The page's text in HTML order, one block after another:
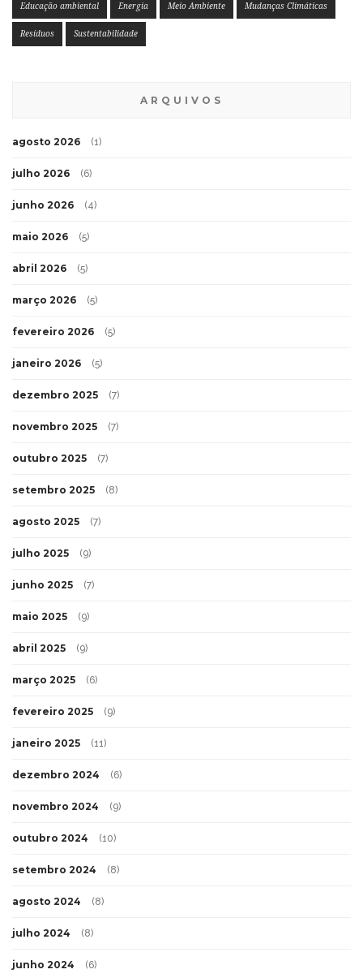
Educação ambiental Energia Meio Ambiente Mudanças Climáticas
Resíduos Sustentabilidade
ARQUIVOS
agosto 2026 (1)
julho 2026 (6)
junho 2026 (4)
maio 2026 (5)
abril 2026 (5)
março 2026 (5)
fevereiro 2026 (5)
janeiro 2026 (5)
dezembro 2025 (7)
novembro 2025 (7)
outubro 2025 (7)
setembro 2025 (8)
agosto 2025 (7)
julho 2025 (9)
junho 2025 (7)
maio 2025 (9)
abril 2025 (9)
março 2025 (6)
fevereiro 2025 (9)
janeiro 2025 (11)
dezembro 2024 (6)
novembro 2024 (9)
outubro 2024 (10)
setembro 2024 (8)
agosto 2024 (8)
julho 2024 (8)
junho 2024 (6)